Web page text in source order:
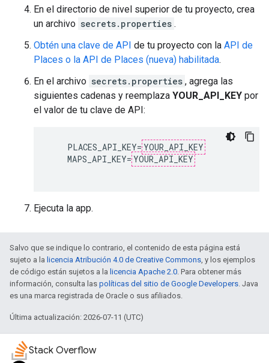
En el directorio de nivel superior de tu proyecto, crea
un archivo secrets.properties .
Obtén una clave de API de tu proyecto con la API de
Places o la API de Places (nueva) habilitada.
En el archivo secrets.properties , agrega las
siguientes cadenas y reemplaza YOUR_API_KEY por
el valor de tu clave de API:
    PLACES_API_KEY=
YOUR_API_KEY
    MAPS_API_KEY=
YOUR_API_KEY
Ejecuta la app.
Salvo que se indique lo contrario, el contenido de esta página está
sujeto a la licencia Atribución 4.0 de Creative Commons, y los ejemplos
de código están sujetos a la licencia Apache 2.0. Para obtener más
información, consulta las políticas del sitio de Google Developers. Java
es una marca registrada de Oracle o sus afiliados.
Última actualización: 2026-07-11 (UTC)
Stack Overflow